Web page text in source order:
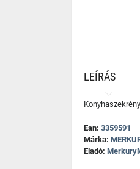
LEÍRÁS
Ean: 3359591
Márka:
Eladó: